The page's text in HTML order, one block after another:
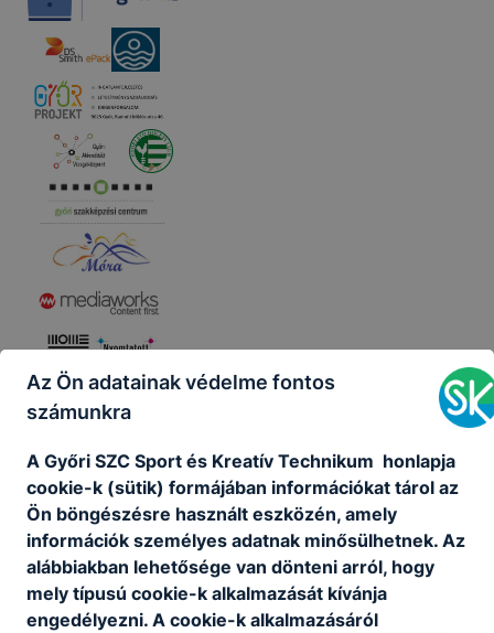
Az Ön adatainak védelme fontos
számunkra
A Győri SZC Sport és Kreatív Technikum honlapja
cookie-k (sütik) formájában információkat tárol az
Ön böngészésre használt eszközén, amely
információk személyes adatnak minősülhetnek. Az
alábbiakban lehetősége van dönteni arról, hogy
mely típusú cookie-k alkalmazását kívánja
engedélyezni. A cookie-k alkalmazásáról